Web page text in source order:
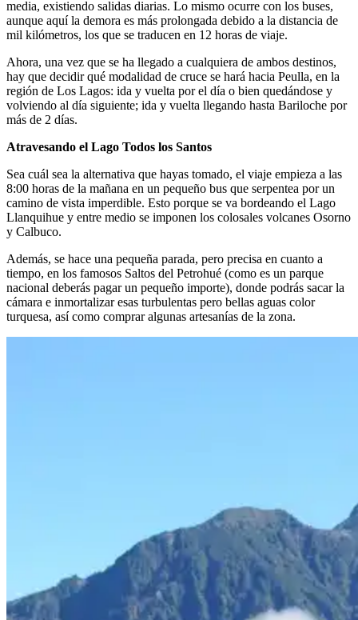
media, existiendo salidas diarias. Lo mismo ocurre con los buses,
aunque aquí la demora es más prolongada debido a la distancia de
mil kilómetros, los que se traducen en 12 horas de viaje.
Ahora, una vez que se ha llegado a cualquiera de ambos destinos,
hay que decidir qué modalidad de cruce se hará hacia Peulla, en la
región de Los Lagos: ida y vuelta por el día o bien quedándose y
volviendo al día siguiente; ida y vuelta llegando hasta Bariloche por
más de 2 días.
Atravesando el Lago Todos los Santos
Sea cuál sea la alternativa que hayas tomado, el viaje empieza a las
8:00 horas de la mañana en un pequeño bus que serpentea por un
camino de vista imperdible. Esto porque se va bordeando el Lago
Llanquihue y entre medio se imponen los colosales volcanes Osorno
y Calbuco.
Además, se hace una pequeña parada, pero precisa en cuanto a
tiempo, en los famosos Saltos del Petrohué (como es un parque
nacional deberás pagar un pequeño importe), donde podrás sacar la
cámara e inmortalizar esas turbulentas pero bellas aguas color
turquesa, así como comprar algunas artesanías de la zona.